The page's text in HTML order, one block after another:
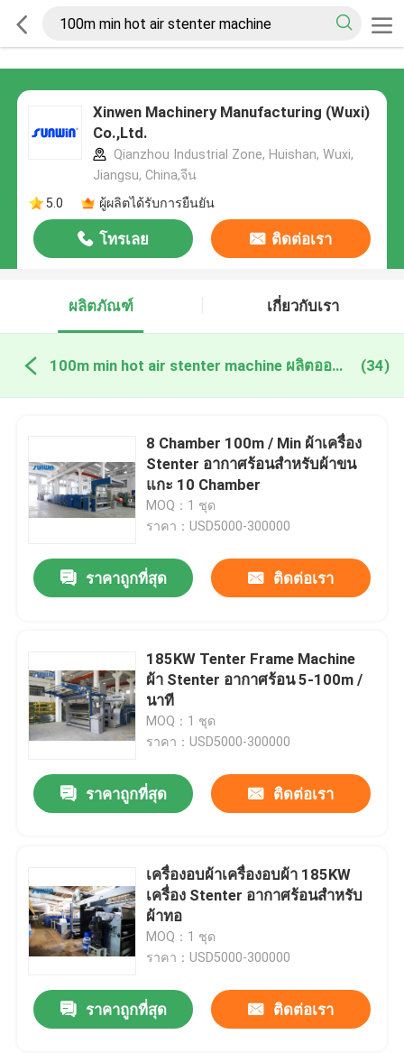
Xinwen Machinery Manufacturing (Wuxi)
Co.,Ltd.
Qianzhou Industrial Zone, Huishan, Wuxi,
Jiangsu, China,จีน
5.0
ผู้ผลิตได้รับการยืนยัน
โทรเลย ติดต่อเรา
ผลิตภัณฑ์ เกี่ยวกับเรา
100m min hot air stenter machine ผลิตออนไลน์ (34)
8 Chamber 100m / Min ผ้าเครื่อง
Stenter อากาศร้อนสำหรับผ้าขน
แกะ 10 Chamber
MOQ：1 ชุด
ราคา：USD5000-300000
ราคาถูกที่สุด ติดต่อเรา
185KW Tenter Frame Machine
ผ้า Stenter อากาศร้อน 5-100m /
นาที
MOQ：1 ชุด
ราคา：USD5000-300000
ราคาถูกที่สุด ติดต่อเรา
เครื่องอบผ้าเครื่องอบผ้า 185KW
เครื่อง Stenter อากาศร้อนสำหรับ
ผ้าทอ
MOQ：1 ชุด
ราคา：USD5000-300000
ราคาถูกที่สุด ติดต่อเรา